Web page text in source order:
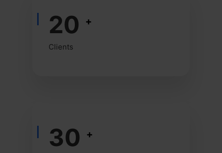
20 +
Clients
30 +